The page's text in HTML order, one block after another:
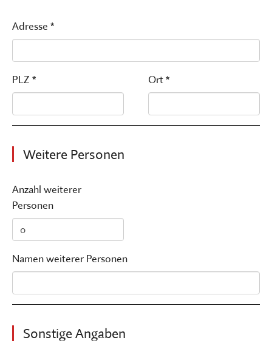
Adresse *
PLZ * Ort *
Weitere Personen
Anzahl weiterer
Personen
Namen weiterer Personen
Sonstige Angaben